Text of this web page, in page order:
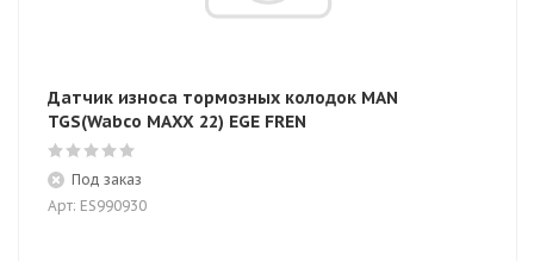
Датчик износа тормозных колодок MAN
TGS(Wabco MAXX 22) EGE FREN
Под заказ
Арт: ES990930